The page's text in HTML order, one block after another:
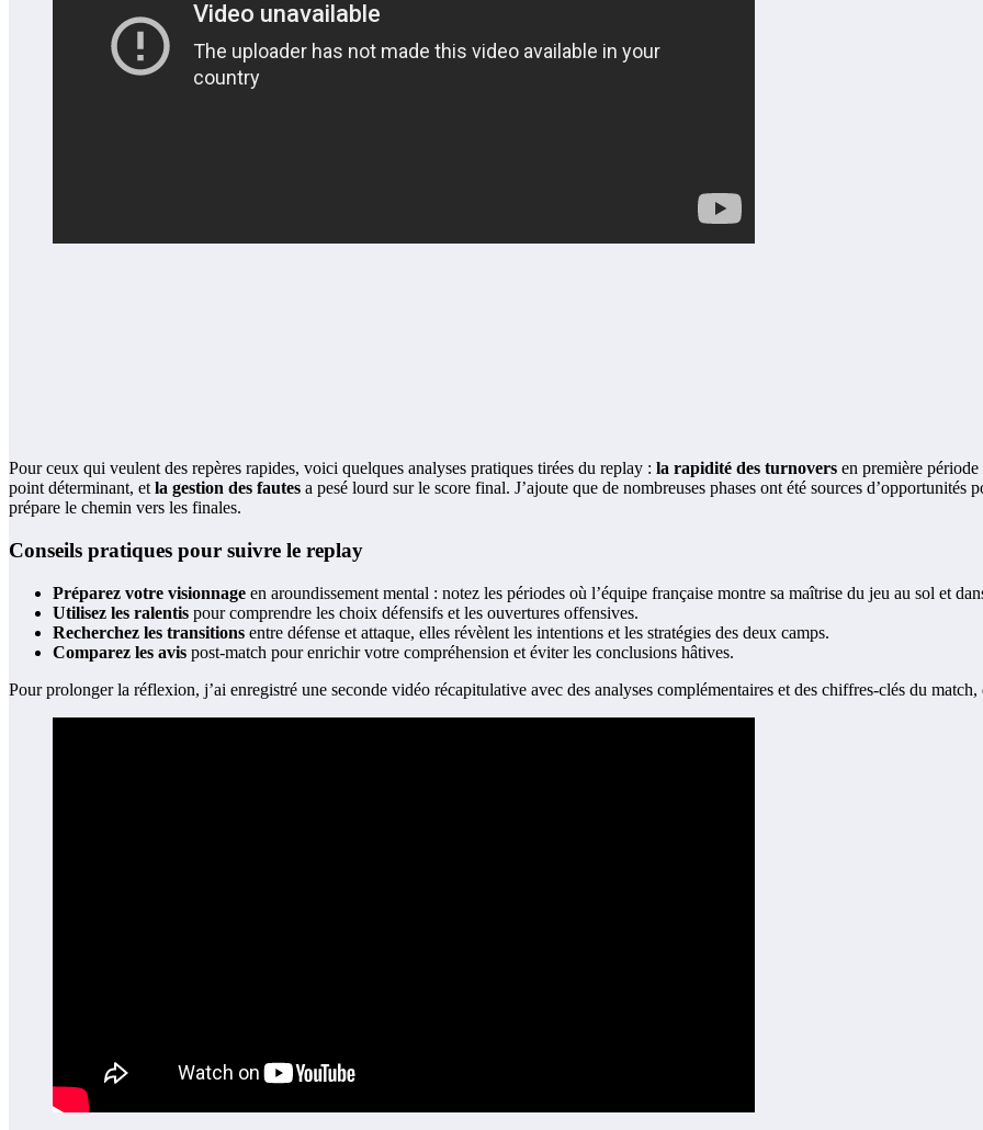
Pour ceux qui veulent des repères rapides, voici quelques analyses pratiques tirées du replay : la rapidité des turnovers en première
point déterminant, et la gestion des fautes a pesé lourd sur le score final. J’ajoute que de nombreuses phases ont été sources
prépare le chemin vers les finales.
Conseils pratiques pour suivre le replay
Préparez votre visionnage en aroundissement mental : notez les périodes où l’équipe française montre sa maîtrise du jeu au sol et
Utilisez les ralentis pour comprendre les choix défensifs et les ouvertures offensives.
Recherchez les transitions entre défense et attaque, elles révèlent les intentions et les stratégies des deux camps.
Comparez les avis post-match pour enrichir votre compréhension et éviter les conclusions hâtives.
Pour prolonger la réflexion, j’ai enregistré une seconde vidéo récapitulative avec des analyses complémentaires et des chiffres-clés du